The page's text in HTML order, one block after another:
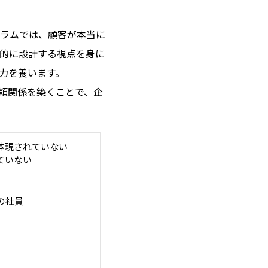
ムでは、顧客が本当に
に設計する視点を身に
養います。
関係を築くことで、企
現されていない
いない
社員